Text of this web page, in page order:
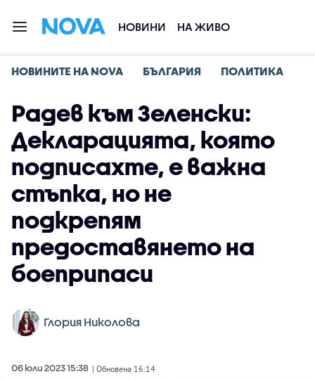
НОВИНИ НА ЖИВО
НОВИНИТЕ НА NOVA БЪЛГАРИЯ ПОЛИТИКА
Радев към Зеленски:
Декларацията, която
подписахте, е важна
стъпка, но не
подкрепям
предоставянето на
боеприпаси
Глория Николова
06 юли 2023 15:38 | Обновена 16:14